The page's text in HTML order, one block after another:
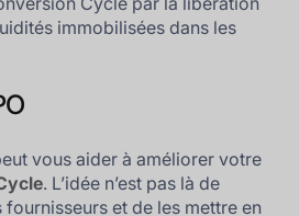
immobilisées dans les
vous aider à améliorer votre
. L’idée n’est pas là de
et de les mettre en